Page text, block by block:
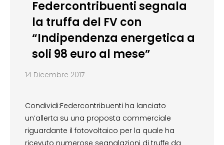
Federcontribuenti segnala
la truffa del FV con
“Indipendenza energetica a
soli 98 euro al mese”
14 Dicembre 2017
Condividi:Federcontribuenti ha lanciato
un’allerta su una proposta commerciale
riguardante il fotovoltaico per la quale ha